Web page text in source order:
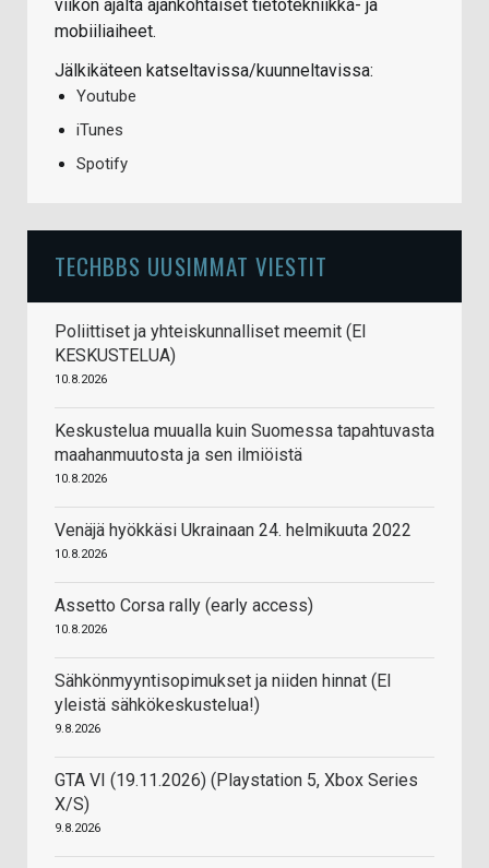
viikon ajalta ajankohtaiset tietotekniikka- ja
mobiiliaiheet.
Jälkikäteen katseltavissa/kuunneltavissa:
Youtube
iTunes
Spotify
TECHBBS UUSIMMAT VIESTIT
Poliittiset ja yhteiskunnalliset meemit (EI
KESKUSTELUA)
10.8.2026
Keskustelua muualla kuin Suomessa tapahtuvasta
maahanmuutosta ja sen ilmiöistä
10.8.2026
Venäjä hyökkäsi Ukrainaan 24. helmikuuta 2022
10.8.2026
Assetto Corsa rally (early access)
10.8.2026
Sähkönmyyntisopimukset ja niiden hinnat (EI
yleistä sähkökeskustelua!)
9.8.2026
GTA VI (19.11.2026) (Playstation 5, Xbox Series
X/S)
9.8.2026